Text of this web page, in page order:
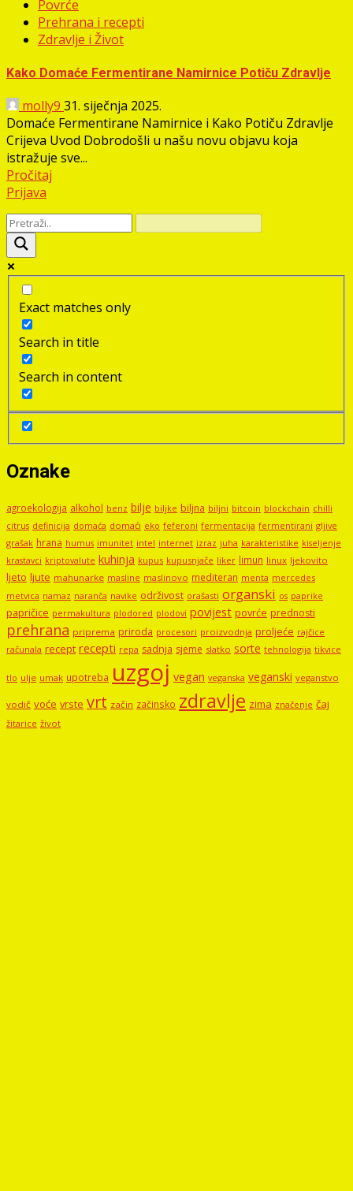
Povrće
Prehrana i recepti
Zdravlje i Život
Kako Domaće Fermentirane Namirnice Potiču Zdravlje
molly9 31. siječnja 2025.
Domaće Fermentirane Namirnice i Kako Potiču Zdravlje
Crijeva Uvod Dobrodošli u našu novu objavu koja
istražuje sve...
Pročitaj
Prijava
Exact matches only
Search in title
Search in content
Oznake
agroekologija alkohol benz bilje biljke biljna biljni bitcoin blockchain chilli
citrus definicija domaća domaći eko feferoni fermentacija fermentirani gljive
grašak hrana humus imunitet intel internet izraz juha karakteristike kiseljenje
krastavci kriptovalute kuhinja kupus kupusnjače liker limun linux ljekovito
ljeto ljute mahunarke masline maslinovo mediteran menta mercedes
metvica namaz naranča navike održivost orašasti organski os paprike
papričice permakultura plodored plodovi povijest povrće prednosti
prehrana priprema priroda procesori proizvodnja proljeće rajčice
računala recept recepti repa sadnja sjeme slatko sorte tehnologija tikvice
tlo ulje umak upotreba uzgoj vegan veganska veganski veganstvo
vodič voće vrste vrt začin začinsko zdravlje zima značenje čaj
žitarice život